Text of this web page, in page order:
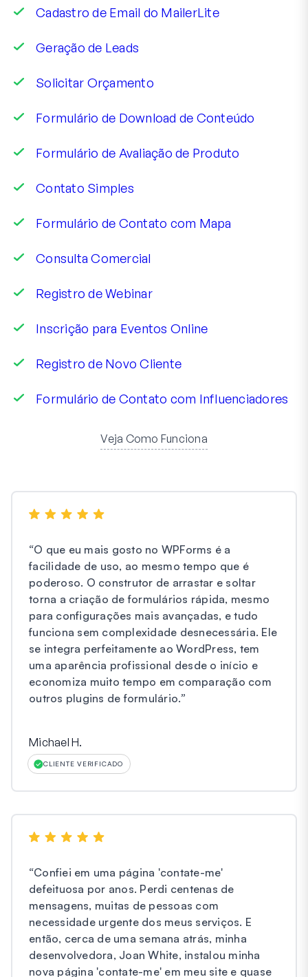
Cadastro de Email do MailerLite
Geração de Leads
Solicitar Orçamento
Formulário de Download de Conteúdo
Formulário de Avaliação de Produto
Contato Simples
Formulário de Contato com Mapa
Consulta Comercial
Registro de Webinar
Inscrição para Eventos Online
Registro de Novo Cliente
Formulário de Contato com Influenciadores
Veja Como Funciona
“O que eu mais gosto no WPForms é a
facilidade de uso, ao mesmo tempo que é
poderoso. O construtor de arrastar e soltar
torna a criação de formulários rápida, mesmo
para configurações mais avançadas, e tudo
funciona sem complexidade desnecessária. Ele
se integra perfeitamente ao WordPress, tem
uma aparência profissional desde o início e
economiza muito tempo em comparação com
outros plugins de formulário.”
Michael H.
CLIENTE VERIFICADO
“Confiei em uma página 'contate-me'
defeituosa por anos. Perdi centenas de
mensagens, muitas de pessoas com
necessidade urgente dos meus serviços. E
então, cerca de uma semana atrás, minha
desenvolvedora, Joan White, instalou minha
nova página 'contate-me' em meu site e quase